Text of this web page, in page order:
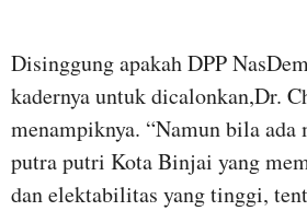
Disinggung apakah DPP
kadernya untuk dicalonkan,Dr.
menampiknya. “Namun bila ada
putra putri Kota Binjai yang
dan elektabilitas yang tinggi,